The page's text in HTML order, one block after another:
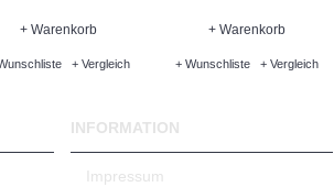
+ Warenkorb
+ Vergleich
+ Warenkorb
+ Wunschliste + Vergleich
INFORMATION
Impressum